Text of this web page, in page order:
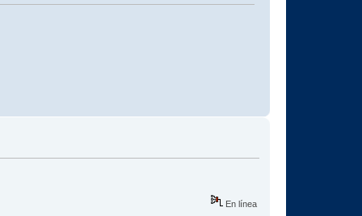
En línea